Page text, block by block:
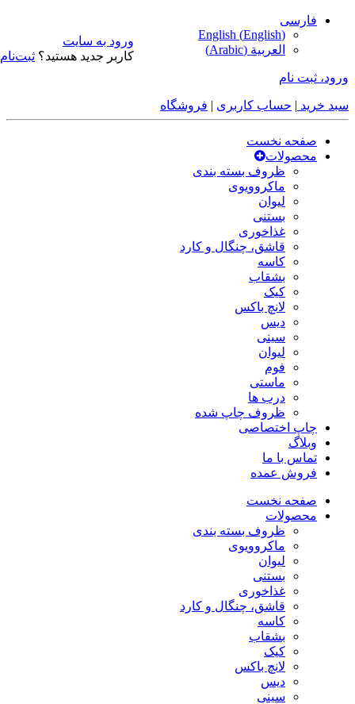
فارسی
English (English)
العربية (
Arabic
)
ورود، ثبت نام
سبد خرید | حساب کاربری | فروشگاه
صفحه نخست
محصولات
ظروف بسته بندی
ماکروویوی
لیوان
بستنی
غذاخوری
قاشق، چنگال و کارد
کاسه
بشقاب
کیک
لانچ باکس
دیس
سینی
لیوان
فوم
ماستی
درب ها
ظروف چاپ شده
چاپ اختصاصی
وبلاگ
تماس با ما
فروش عمده
صفحه نخست
محصولات
ظروف بسته بندی
ماکروویوی
لیوان
بستنی
غذاخوری
قاشق، چنگال و کارد
کاسه
بشقاب
کیک
لانچ باکس
دیس
سینی
ورود به سایت
کاربر جدید هستید؟ ثبت‌نام